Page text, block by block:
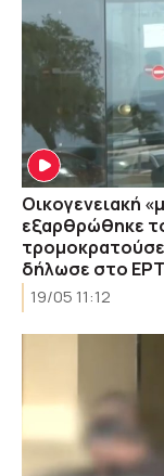
Οικογενειακή
εξαρθρώθηκε
τρομοκρατούσε
δήλωσε στο
19/05 11:12